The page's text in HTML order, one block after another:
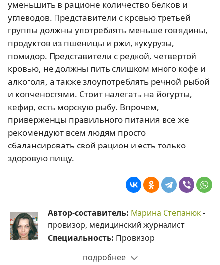
уменьшить в рационе количество белков и
углеводов. Представители с кровью третьей
группы должны употреблять меньше говядины,
продуктов из пшеницы и ржи, кукурузы,
помидор. Представители с редкой, четвертой
кровью, не должны пить слишком много кофе и
алкоголя, а также злоупотреблять речной рыбой
и копченостями. Стоит налегать на йогурты,
кефир, есть морскую рыбу. Впрочем,
приверженцы правильного питания все же
рекомендуют всем людям просто
сбалансировать свой рацион и есть только
здоровую пищу.
Автор-составитель: Марина Степанюк-
провизор, медицинский журналист
Специальность: Провизор
подробнее